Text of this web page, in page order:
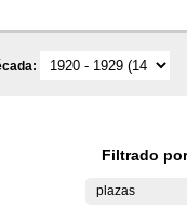
Filtrado por
plazas